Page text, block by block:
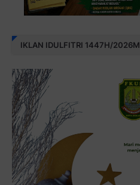
IKLAN IDULFITRI 1447H/2026M